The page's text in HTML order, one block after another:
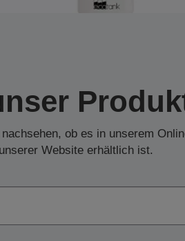
ob es in unserem
Website erhältlich ist.